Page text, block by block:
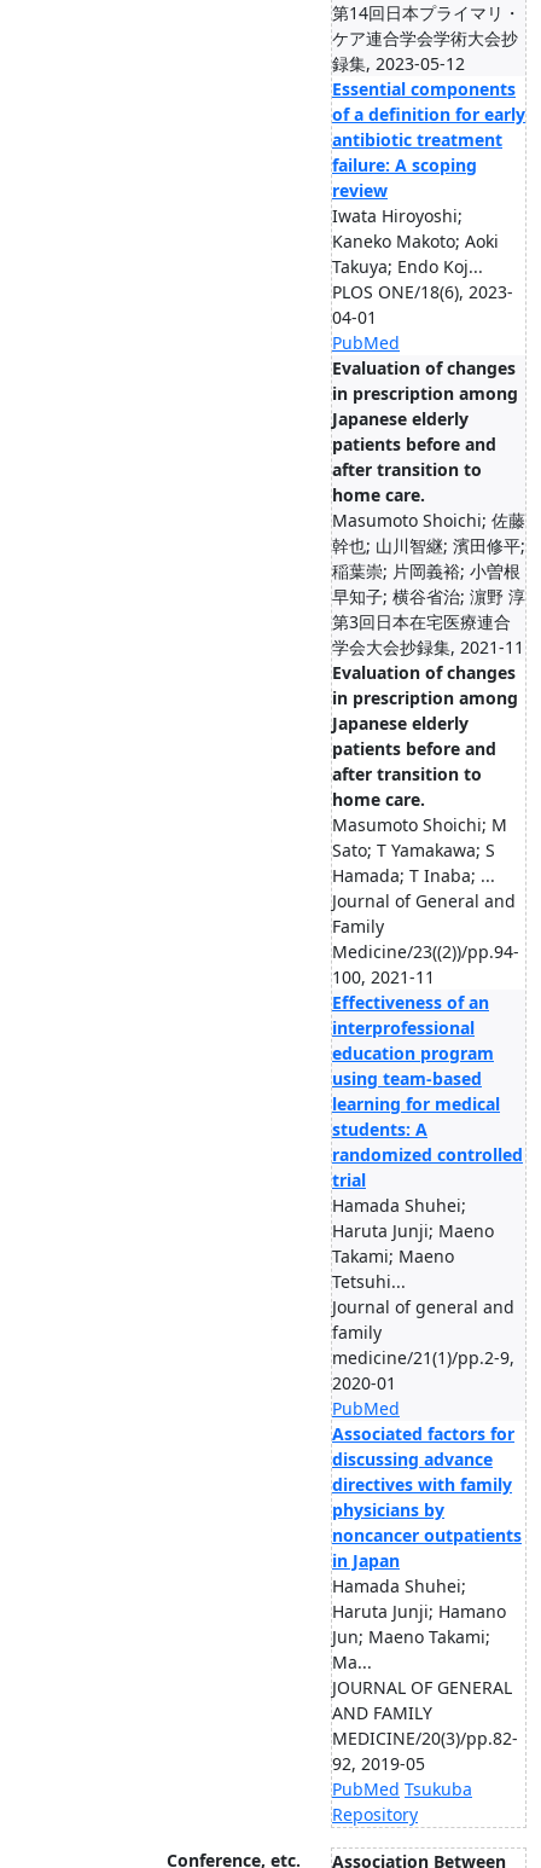
第14回日本プライマリ・
ケア連合学会学術大会抄
録集, 2023-05-12
Essential components
of a definition for early
antibiotic treatment
failure: A scoping
review
Iwata Hiroyoshi;
Kaneko Makoto; Aoki
Takuya; Endo Koj...
PLOS ONE/18(6), 2023-
04-01
PubMed
Evaluation of changes
in prescription among
Japanese elderly
patients before and
after transition to
home care.
Masumoto Shoichi; 佐藤
幹也; 山川智継; 濱田修平;
稲葉崇; 片岡義裕; 小曽根
早知子; 横谷省治; 濵野 淳
第3回日本在宅医療連合
学会大会抄録集, 2021-11
Evaluation of changes
in prescription among
Japanese elderly
patients before and
after transition to
home care.
Masumoto Shoichi; M
Sato; T Yamakawa; S
Hamada; T Inaba; ...
Journal of General and
Family
Medicine/23((2))/pp.94-
100, 2021-11
Effectiveness of an
interprofessional
education program
using team-based
learning for medical
students: A
randomized controlled
trial
Hamada Shuhei;
Haruta Junji; Maeno
Takami; Maeno
Tetsuhi...
Journal of general and
family
medicine/21(1)/pp.2-9,
2020-01
PubMed
Associated factors for
discussing advance
directives with family
physicians by
noncancer outpatients
in Japan
Hamada Shuhei;
Haruta Junji; Hamano
Jun; Maeno Takami;
Ma...
JOURNAL OF GENERAL
AND FAMILY
MEDICINE/20(3)/pp.82-
92, 2019-05
PubMed Tsukuba
Repository
Conference, etc.
Association Between